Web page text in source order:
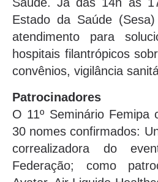
Estado da Saúde
atendimento para
hospitais filantrópicos
convênios, vigilância
Patrocinadores
O 11º Seminário Femipa
30 nomes confirmados:
correalizadora do
Federação; como